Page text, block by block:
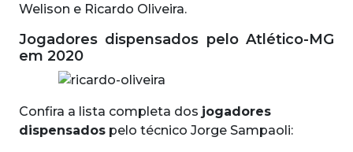
Welison e Ricardo Oliveira.
Jogadores dispensados pelo Atlético-MG
em 2020
Confira a lista completa dos jogadores
dispensados pelo técnico Jorge Sampaoli: